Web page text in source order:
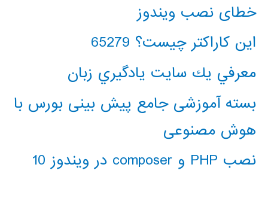
خطای نصب ویندوز
این کاراکتر چیست؟ 65279
معرفي يك سايت يادگيري زبان
بسته آموزشی جامع پیش بینی بورس با
هوش مصنوعی
نصب PHP و composer در ویندوز 10